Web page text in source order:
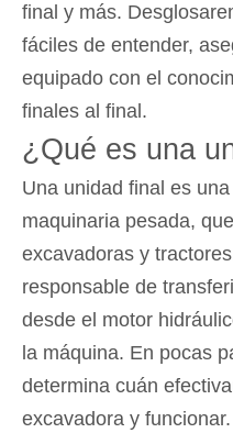
final y más.
fáciles de entender,
equipado con el
finales al final.
¿Qué es una
Una unidad final es
maquinaria pesada,
excavadoras y
responsable de
desde el motor
la máquina. En pocas
determina cuán
excavadora y